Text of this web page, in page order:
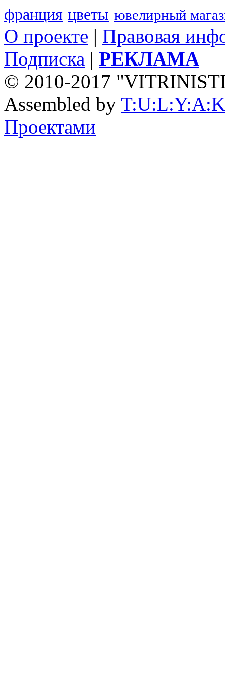
франция цветы ювелирный
О проекте | Правовая
Подписка | РЕКЛАМА
© 2010-2017
Assembled by
Проектами